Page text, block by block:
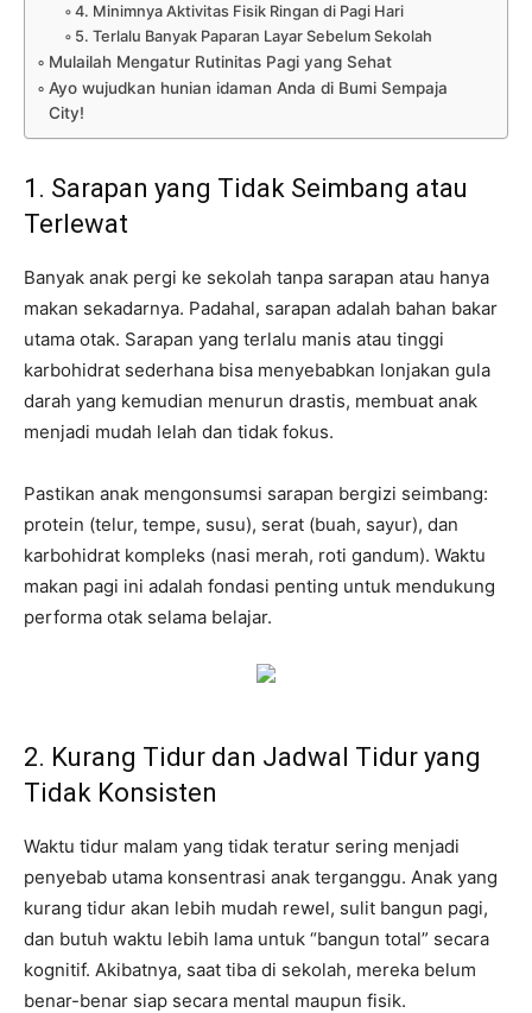
4. Minimnya Aktivitas Fisik Ringan di Pagi Hari
5. Terlalu Banyak Paparan Layar Sebelum Sekolah
Mulailah Mengatur Rutinitas Pagi yang Sehat
Ayo wujudkan hunian idaman Anda di Bumi Sempaja
City!
1. Sarapan yang Tidak Seimbang atau
Terlewat
Banyak anak pergi ke sekolah tanpa sarapan atau hanya
makan sekadarnya. Padahal, sarapan adalah bahan bakar
utama otak. Sarapan yang terlalu manis atau tinggi
karbohidrat sederhana bisa menyebabkan lonjakan gula
darah yang kemudian menurun drastis, membuat anak
menjadi mudah lelah dan tidak fokus.
Pastikan anak mengonsumsi sarapan bergizi seimbang:
protein (telur, tempe, susu), serat (buah, sayur), dan
karbohidrat kompleks (nasi merah, roti gandum). Waktu
makan pagi ini adalah fondasi penting untuk mendukung
performa otak selama belajar.
2. Kurang Tidur dan Jadwal Tidur yang
Tidak Konsisten
Waktu tidur malam yang tidak teratur sering menjadi
penyebab utama konsentrasi anak terganggu. Anak yang
kurang tidur akan lebih mudah rewel, sulit bangun pagi,
dan butuh waktu lebih lama untuk “bangun total” secara
kognitif. Akibatnya, saat tiba di sekolah, mereka belum
benar-benar siap secara mental maupun fisik.